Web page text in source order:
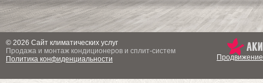
© 2026 Сайт климатических услуг
Продажа и монтаж кондиционеров и сплит-систем
Политика конфиденциальности